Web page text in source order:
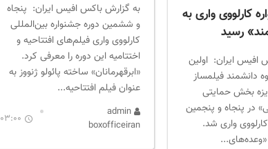
کارلووی واری به
رسید
افیس ایران: اولین
دانشمند فیلمساز
بخش حمایتی
در پنجاه و پنجمین
واری شد.
به گزارش باکس افیس ایران: پنجاه
و ششمین دوره جشنواره بین‌المللی
کارلووی واری فیلم‌های افتتاحیه و
اختتامیه این دوره را معرفی کرد.
«ابرقهرمانان» ساخته پائولو ژنووز به
عنوان فیلم افتتاحیه...
admin
boxofficeiran
03:00